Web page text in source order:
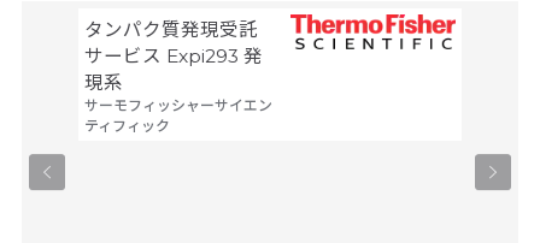
タンパク質発現受託
サービス Expi293 発
現系
サーモフィッシャーサイエン
ティフィック